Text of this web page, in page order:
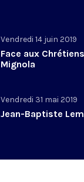
Vendredi 14 juin 2019
Face aux
Mignola
Vendredi 31 mai 2019
Jean-Baptiste